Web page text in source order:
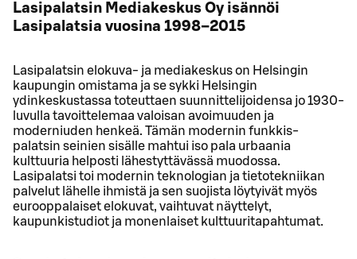
Lasipalatsin Mediakeskus Oy isännöi
Lasipalatsia vuosina 1998–2015
Lasipalatsin elokuva- ja mediakeskus on Helsingin
kaupungin omistama ja se sykki Helsingin
ydinkeskustassa toteuttaen suunnittelijoidensa jo 1930-
luvulla tavoittelemaa valoisan avoimuuden ja
moderniuden henkeä. Tämän modernin funkkis-
palatsin seinien sisälle mahtui iso pala urbaania
kulttuuria helposti lähestyttävässä muodossa.
Lasipalatsi toi modernin teknologian ja tietotekniikan
palvelut lähelle ihmistä ja sen suojista löytyivät myös
eurooppalaiset elokuvat, vaihtuvat näyttelyt,
kaupunkistudiot ja monenlaiset kulttuuritapahtumat.